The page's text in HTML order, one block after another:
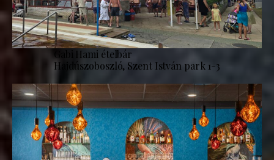
Gabi Hami ételbár
Hajdúszoboszló, Szent István park 1-3